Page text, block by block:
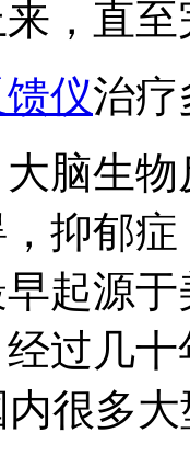
，直至
仪治疗
生物
抑郁
起源
过几
很多